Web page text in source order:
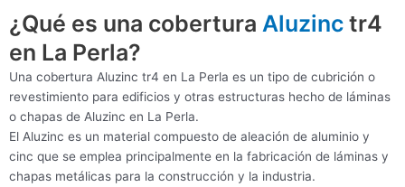
¿Qué es una cobertura Aluzinc tr4
en La Perla?
Una cobertura Aluzinc tr4 en La Perla es un tipo de cubrición o
revestimiento para edificios y otras estructuras hecho de láminas
o chapas de Aluzinc en La Perla.
El Aluzinc es un material compuesto de aleación de aluminio y
cinc que se emplea principalmente en la fabricación de láminas y
chapas metálicas para la construcción y la industria.